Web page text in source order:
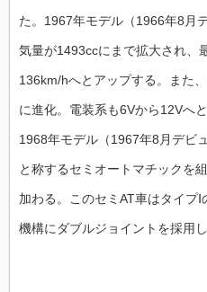
た。1967年モデル（1966年8月
気量が1493ccにまで拡大され、
136km/hへとアップする。また
に進化。電装系も6Vから12Vへ
1968年モデル（1967年8月デビ
と称するセミオートマチックを
加わる。このセミAT車はタイプ
機構にダブルジョイントを採用し